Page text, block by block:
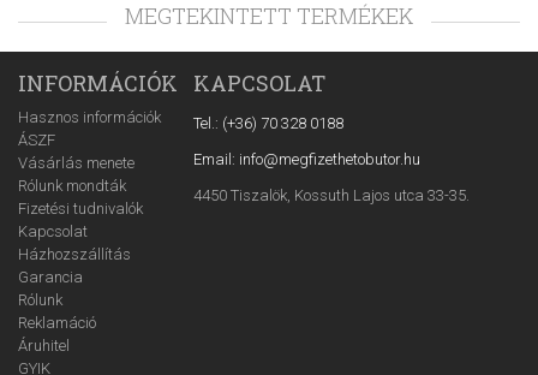
MEGTEKINTETT TERMÉKEK
INFORMÁCIÓK
Hasznos információk
ÁSZF
Vásárlás menete
Rólunk mondták
Fizetési tudnivalók
Kapcsolat
Házhozszállítás
Garancia
Rólunk
Reklamáció
Áruhitel
GYIK
KAPCSOLAT
Tel.: (+36) 70 328 0188
Email: info@megfizethetobutor.hu
4450 Tiszalök, Kossuth Lajos utca 33-35.